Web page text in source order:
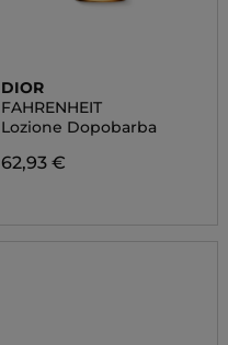
DIOR
FAHRENHEIT
Lozione Dopobarba
62,93 €